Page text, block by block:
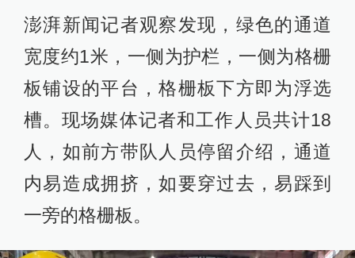
澎湃新闻记者观察发现，绿色的通道
宽度约1米，一侧为护栏，一侧为格栅
板铺设的平台，格栅板下方即为浮选
槽。现场媒体记者和工作人员共计18
人，如前方带队人员停留介绍，通道
内易造成拥挤，如要穿过去，易踩到
一旁的格栅板。